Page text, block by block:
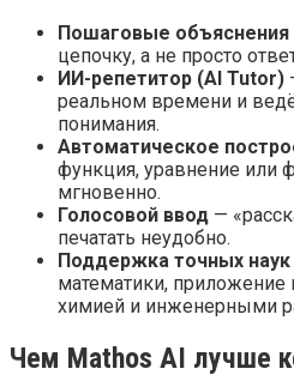
Пошаговые объяснения
цепочку, а не просто
ИИ-репетитор (AI Tutor)
реальном времени и
понимания.
Автоматическое
функция, уравнение или
мгновенно.
Голосовой ввод —
печатать неудобно.
Поддержка точных наук
математики, приложение
химией и инженерными
Чем Mathos AI лучше